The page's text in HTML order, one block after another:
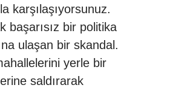
karşılaşıyorsunuz.
başarısız bir politika
ulaşan bir skandal.
yerle bir
saldırarak